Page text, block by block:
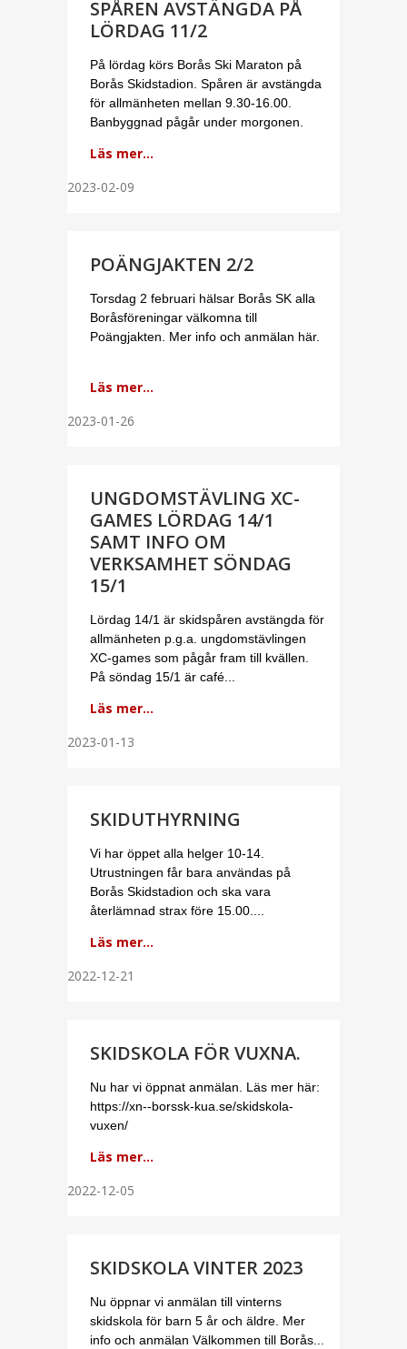
SPÅREN AVSTÄNGDA PÅ
LÖRDAG 11/2
På lördag körs Borås Ski Maraton på
Borås Skidstadion. Spåren är avstängda
för allmänheten mellan 9.30-16.00.
Banbyggnad pågår under morgonen.
Läs mer...
2023-02-09
POÄNGJAKTEN 2/2
Torsdag 2 februari hälsar Borås SK alla
Boråsföreningar välkomna till
Poängjakten. Mer info och anmälan här.
Läs mer...
2023-01-26
UNGDOMSTÄVLING XC-
GAMES LÖRDAG 14/1
SAMT INFO OM
VERKSAMHET SÖNDAG
15/1
Lördag 14/1 är skidspåren avstängda för
allmänheten p.g.a. ungdomstävlingen
XC-games som pågår fram till kvällen.
På söndag 15/1 är café...
Läs mer...
2023-01-13
SKIDUTHYRNING
Vi har öppet alla helger 10-14.
Utrustningen får bara användas på
Borås Skidstadion och ska vara
återlämnad strax före 15.00....
Läs mer...
2022-12-21
SKIDSKOLA FÖR VUXNA.
Nu har vi öppnat anmälan. Läs mer här:
https://xn--borssk-kua.se/skidskola-
vuxen/
Läs mer...
2022-12-05
SKIDSKOLA VINTER 2023
Nu öppnar vi anmälan till vinterns
skidskola för barn 5 år och äldre. Mer
info och anmälan Välkommen till Borås...